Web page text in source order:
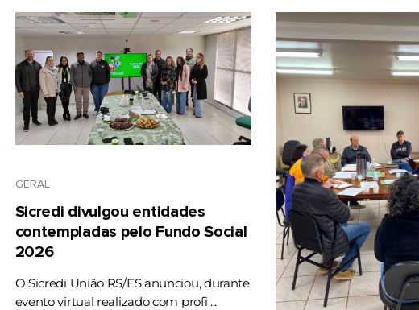
GERAL
Sicredi divulgou entidades
contempladas pelo Fundo Social
2026
O Sicredi União RS/ES anunciou, durante
evento virtual realizado com profi ...